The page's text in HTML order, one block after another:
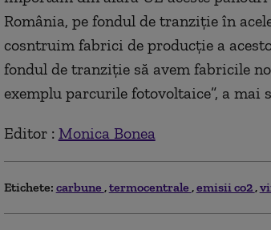
România, pe fondul de tranziție în
cosntruim fabrici de producțiea ac
fondul de tranziție să avem fabricile
exemplu parcurile fotovoltaice”, a mai
Editor : Monica Bonea
Etichete: carbune termocentrale emisii co2